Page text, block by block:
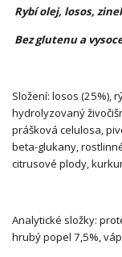
Rybí olej, losos,
Bez glutenu a
Složení: losos (25%),
hydrolyzovaný
prášková celulosa,
beta-glukany,
citrusové plody,
Analytické složky:
hrubý popel 7,5%,